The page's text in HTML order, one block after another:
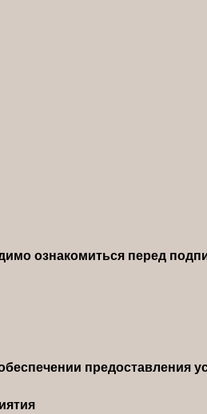
ознакомиться перед
предоставления